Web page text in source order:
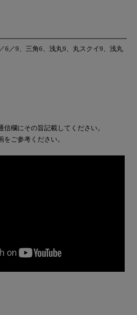
6／9、三角6、浅丸9、丸スクイ9、浅丸
欄にその旨記載してください。
ご参考ください。